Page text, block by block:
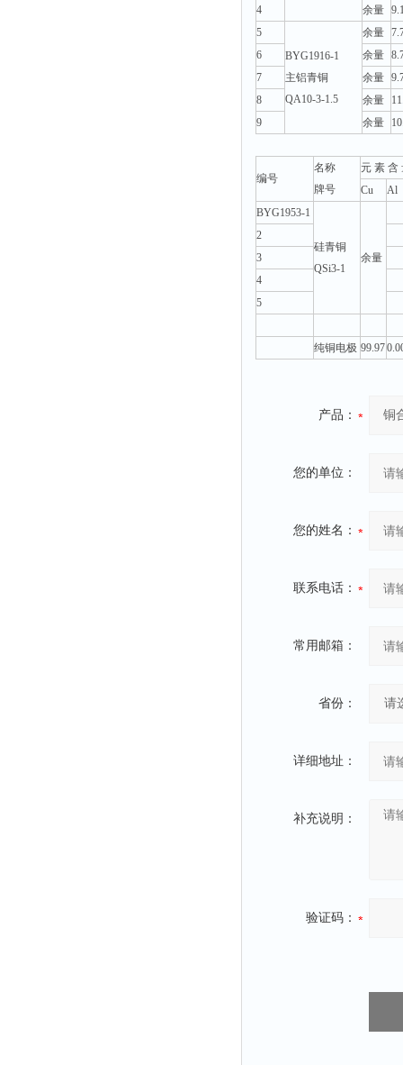
4
余量
5
BYG1916-1
主铝青铜
QA10-3-1.5
余量
6
余量
7
余量
8
余量
9
余量
编号
名称
牌号
元 素 含
Cu
Al
BYG1953-1
硅青铜
QSi3-1
余量
2
3
4
5
纯铜电极 99.97
产品：
您的单位：
您的姓名：
联系电话：
常用邮箱：
省份：
详细地址：
补充说明：
验证码：